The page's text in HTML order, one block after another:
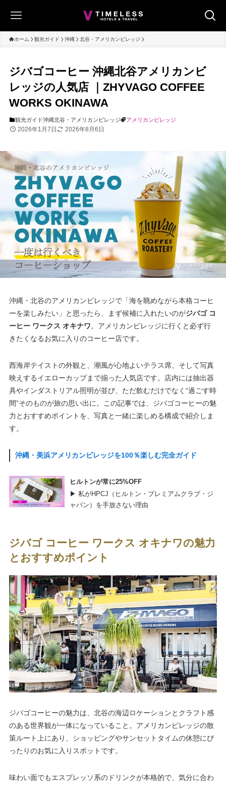
ホーム 観光ガイド 沖縄 北谷・アメリカンビレッジ
ジバゴコーヒー 沖縄北谷アメリカンビ
レッジの人気店 ｜ZHYVAGO COFFEE
WORKS OKINAWA
観光ガイド沖縄北谷・アメリカンビレッジ アメリカンビレッジ
2026年1月7日 2026年8月6日
沖縄・北谷のアメリカンビレッジで「海を眺めながら本格コーヒ
ーを楽しみたい」と思ったら、まず候補に入れたいのがジバゴ コ
ーヒー ワークス オキナワ。アメリカンビレッジに行くと必ず行
きたくなるお気に入りのコーヒー店です。
西海岸テイストの外観と、潮風が心地よいテラス席、そして写真
映えするイエローカップまで揃った人気店です。店内には抽出器
具やインダストリアル照明が並び、ただ飲むだけでなく“過ごす時
間”そのものが旅の思い出に。この記事では、ジバゴコーヒーの魅
力とおすすめポイントを、写真と一緒に楽しめる構成で紹介しま
す。
沖縄・美浜アメリカンビレッジを100％楽しむ完全ガイド
ヒルトンが常に25%OFF
▶ 私がHPCJ（ヒルトン・プレミアムクラブ・ジ
ャパン）を手放さない理由
ジバゴ コーヒー ワークス オキナワの魅力
とおすすめポイント
ジバゴコーヒーの魅力は、北谷の海辺ロケーションとクラフト感
のある世界観が一体になっていること。アメリカンビレッジの散
策ルート上にあり、ショッピングやサンセットタイムの休憩にぴ
ったりのお気に入りスポットです。
味わい面でもエスプレッソ系のドリンクが本格的で、気分に合わ